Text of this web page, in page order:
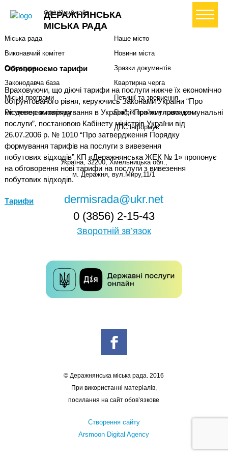
ДЕРАЖНЯНСЬКА
МІСЬКА РАДА
Офіційний сайт+ Створити петицію
Обговорюємо тарифи
Враховуючи, що діючі тарифи на послуги нижче їх економічно
обгрунтованого рівня, керуючись Законами України “Про
місцеве самоврядування в Україні”, “Про житлово- комунальні
послуги”, постановою Кабінету міністрів України від
26.07.2006 р. № 1010 “Про затвердження Порядку
формування тарифів на послуги з вивезення
побутових відходів” КП «Деражнянська ЖЕК № 1» пропонує
на обговорення нові тарифи на послуги з вивезення
побутових відходів.
Тарифи
Міський голова
Міська рада
Виконавчий комітет
Структура
Законодавча база
Міські програми
Регуляторна політика
Наше місто
Новини міста
Зразки документів
Квартирна черга
Петиції та звернення
Графік прийому громадян
ДПС інформує
Україна, 32200, Хмельницька обл.,
м. Деражня, вул.Миру,11/1
dermisrada@ukr.net
0 (3856) 2-15-43
Зворотній зв’язок
© Деражнянська міська рада. 2016
При використанні матеріалів,
посилання на сайт обов’язкове
Створення сайту
Arsmoon Digital Agency